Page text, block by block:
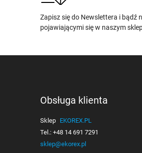
Zapisz się do Newslettera i bądź
pojawiającymi się w naszym
Obsługa klienta
Sklep EKOREX.PL
Tel.: +48 14 691 7291
sklep@ekorex.pl